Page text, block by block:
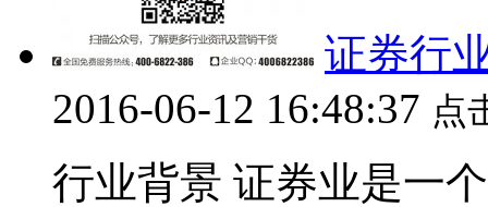
证券行
2016-06-12 16:48:37 点
行业背景 证券业是一